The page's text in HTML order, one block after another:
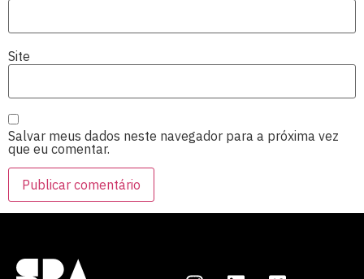
Site
Salvar meus dados neste navegador para a próxima vez
que eu comentar.